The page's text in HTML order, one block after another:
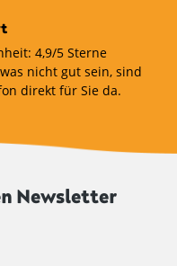
4,9/5 Sterne
nicht gut sein, sind
direkt für Sie da.
Newsletter